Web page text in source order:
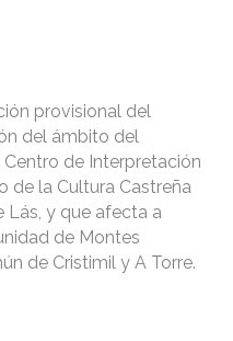
provisional del
del ámbito del
de Interpretación
de la Cultura Castreña
Lás, y que afecta a
de Montes
de Cristimil y A Torre.